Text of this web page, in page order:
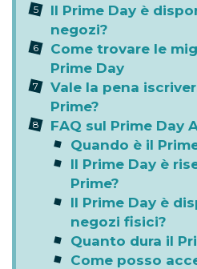
Il Prime Day è
negozi?
Come trovare le
Prime Day
Vale la pena
Prime?
FAQ sul Prime Day
Quando è il
Il Prime Day è
Prime?
Il Prime Day è
negozi fisici?
Quanto dura il
Come posso